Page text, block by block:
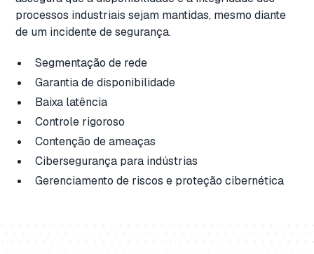
processos industriais sejam mantidas, mesmo diante
de um incidente de segurança.
Segmentação de rede
Garantia de disponibilidade
Baixa latência
Controle rigoroso
Contenção de ameaças
Cibersegurança para indústrias
Gerenciamento de riscos e proteção cibernética